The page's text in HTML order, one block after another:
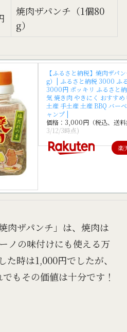
焼肉ザパンチ（1個80
g）
【ふるさと納税】焼肉ザパ
g）| ふるさと納税 3000 ふ
3000円 ポッキリ ふるさと
気 焼き肉 やきにく おすすめ
土産 手土産 土産 BBQ バー
ャンプ |
価格：3,000円（税込、送
3/12/3時点)
楽
肉ザパンチ」は、焼肉は
ノの味付けにも使える万
時は1,000円でしたが、
もその価値は十分です！